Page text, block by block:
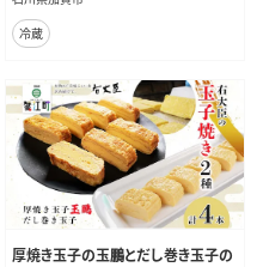
冷蔵
厚焼き玉子の玉鵬とだし巻き玉子の